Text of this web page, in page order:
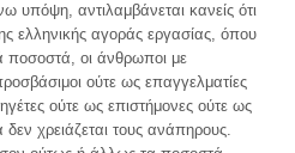
αντιλαμβάνεται κανείς ότι
ελληνικής αγοράς εργασίας, όπου
ποσοστά, οι άνθρωποι με
ούτε ως επαγγελματίες
ούτε ως επιστήμονες ούτε ως
δεν χρειάζεται τους ανάπηρους.